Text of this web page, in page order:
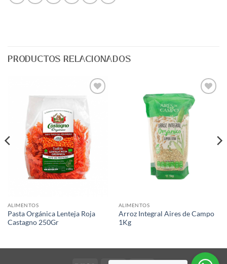
PRODUCTOS RELACIONADOS
ALIMENTOS
Pasta Orgánica Lenteja Roja
Castagno 250Gr
Agregar
ALIMENTOS
Arroz Integral Aires de Campo
1Kg